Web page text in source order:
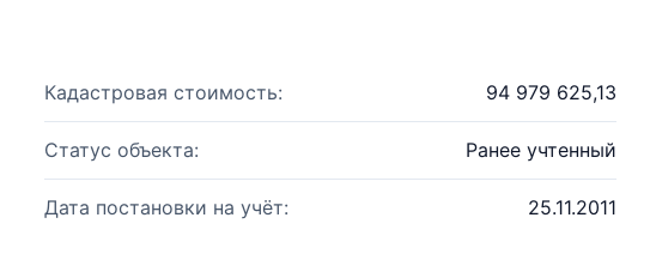
Кадастровая стоимость: 94 979 625,13
Статус объекта: Ранее учтенный
Дата постановки на учёт: 25.11.2011